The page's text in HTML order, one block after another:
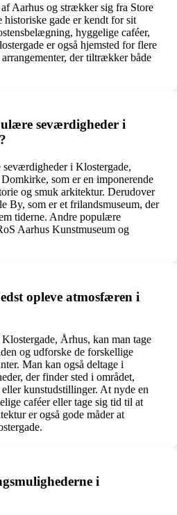
Aarhus og strækker sig fra Store
gade er kendt for sit
hyggelige caféer,
er også hjemsted for flere
der tiltrækker både
seværdigheder i
i Klostergade,
som er en imponerende
og smuk arkitektur. Derudover
By, som er et frilandsmuseum, der
tiderne. Andre populære
Aarhus Kunstmuseum og
opleve atmosfæren i
Århus, kan man tage
og udforske de forskellige
Man kan også deltage i
der finder sted i området,
kunstudstillinger. At nyde en
caféer eller tage sig tid til at
er også gode måder at
i